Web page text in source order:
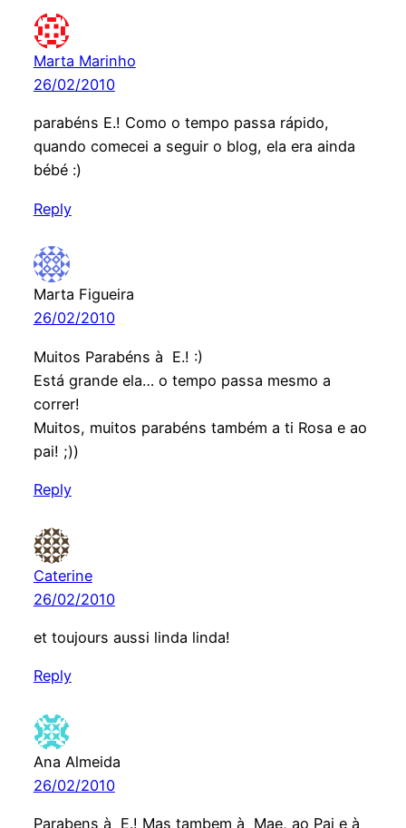
Marta Marinho
26/02/2010
parabéns E.! Como o tempo passa rápido,
quando comecei a seguir o blog, ela era ainda
bébé :)
Reply
Marta Figueira
26/02/2010
Muitos Parabéns à E.! :)
Está grande ela… o tempo passa mesmo a
correr!
Muitos, muitos parabéns também a ti Rosa e ao
pai! ;))
Reply
Caterine
26/02/2010
et toujours aussi linda linda!
Reply
Ana Almeida
26/02/2010
Parabens à E.! Mas tambem à Mae, ao Pai e à